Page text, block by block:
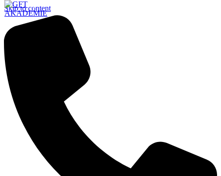
Skip to content